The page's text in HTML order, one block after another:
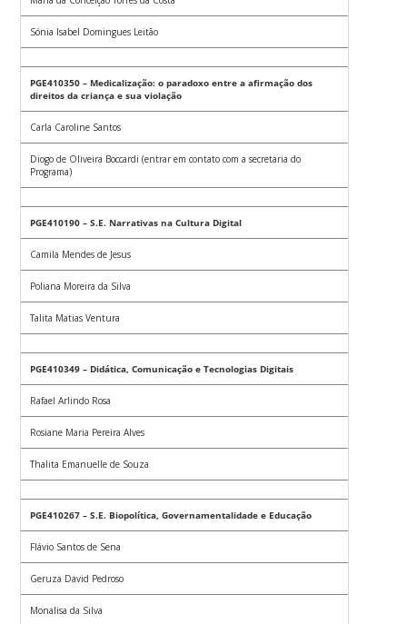
Sónia Isabel Domingues Leitão
PGE410350 – Medicalização: o paradoxo entre a afirmação dos
direitos da criança e sua violação
Carla Caroline Santos
Diogo de Oliveira Boccardi (entrar em contato com a secretaria do
Programa)
PGE410190 – S.E. Narrativas na Cultura Digital
Camila Mendes de Jesus
Poliana Moreira da Silva
Talita Matias Ventura
PGE410349 – Didática, Comunicação e Tecnologias Digitais
Rafael Arlindo Rosa
Rosiane Maria Pereira Alves
Thalita Emanuelle de Souza
PGE410267 – S.E. Biopolítica, Governamentalidade e Educação
Flávio Santos de Sena
Geruza David Pedroso
Monalisa da Silva